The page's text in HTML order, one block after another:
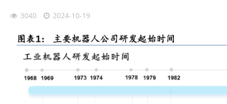
3040 2024-10-19